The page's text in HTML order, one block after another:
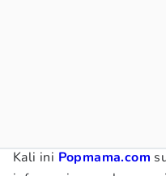
Kali ini Popmama.com